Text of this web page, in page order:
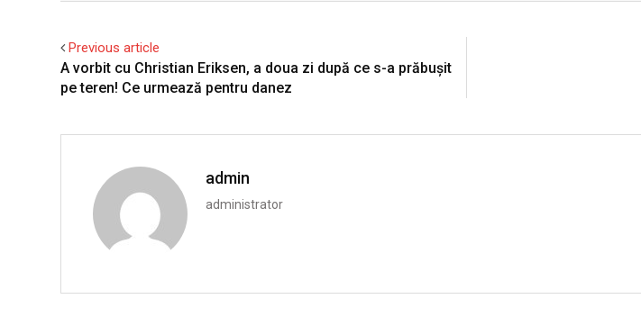
Previous article
A vorbit cu Christian Eriksen, a doua zi după ce s-a prăbușit
pe teren! Ce urmează pentru danez
admin
administrator